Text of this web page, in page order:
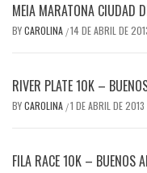
MEIA MARATONA CIUDAD
BYCAROLINA /14 DE ABRIL DE
RIVER PLATE 10K –
BYCAROLINA /1 DE ABRIL DE 2013
FILA RACE 10K – BUENOS